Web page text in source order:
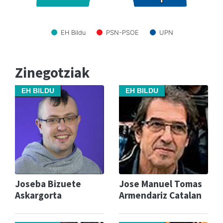
EH Bildu PSN-PSOE UPN
Zinegotziak
EH BILDU
Joseba Bizuete
Askargorta
EH BILDU
Jose Manuel Tomas
Armendariz Catalan